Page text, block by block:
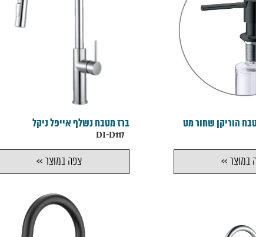
הוריקן שחור מט
במוצר >>
ברז מטבח נשלף אייפל ניקל
DI-D117
צפה במוצר >>